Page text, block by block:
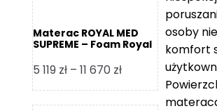
Materac ROYAL MED
SUPREME – Foam Royal
5 119 zł – 11 670 złZakres
cen:
od
osoby
komfort